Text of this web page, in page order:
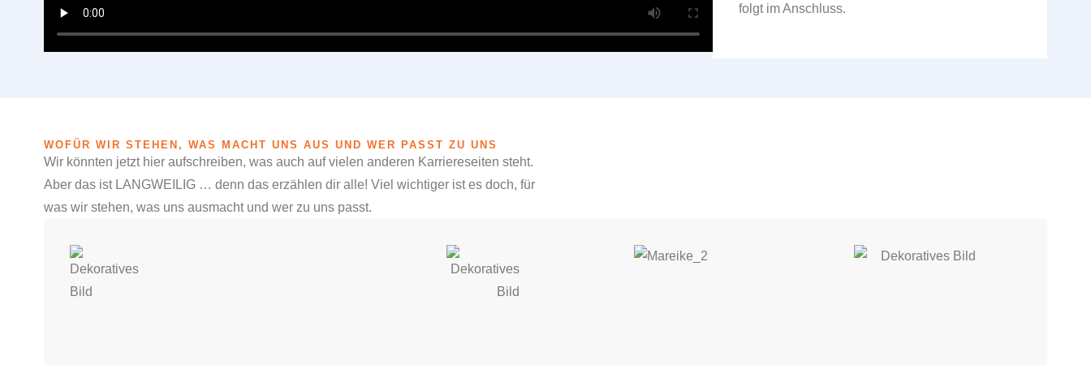
folgt im Anschluss.
WOFÜR WIR STEHEN, WAS MACHT UNS AUS UND WER PASST ZU UNS
Wir könnten jetzt hier aufschreiben, was auch auf vielen anderen Karriereseiten steht.
Aber das ist LANGWEILIG … denn das erzählen dir alle! Viel wichtiger ist es doch, für
was wir stehen, was uns ausmacht und wer zu uns passt.